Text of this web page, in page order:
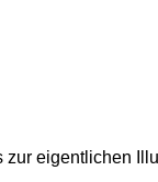
eigentlichen